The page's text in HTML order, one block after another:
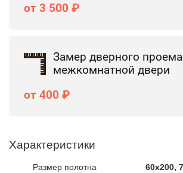
от 3 500 ₽
Замер дверного
межкомнатной двери
от 400 ₽
Характеристики
Размер полотна
60x200,